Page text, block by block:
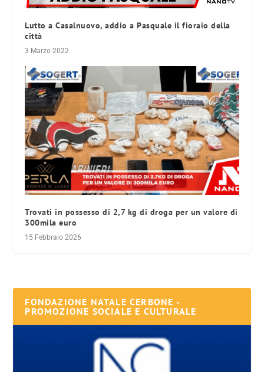
Lutto a Casalnuovo, addio a Pasquale il fioraio della
città
3 Marzo 2022
Trovati in possesso di 2,7 kg di droga per un valore di
300mila euro
15 Febbraio 2026
FONDAZIONE NATALE CERBONE -
PROMOZIONE SOCIALE E CULTURALE